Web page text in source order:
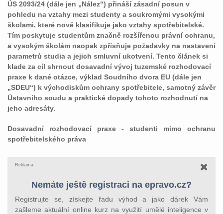
ÚS 2093/24 (dále jen „Nález“) přináší zásadní posun v
pohledu na vztahy mezi studenty a soukromými vysokými
školami, které nově klasifikuje jako vztahy spotřebitelské.
Tím poskytuje studentům značně rozšířenou právní ochranu,
a vysokým školám naopak zpřísňuje požadavky na nastavení
parametrů studia a jejich smluvní ukotvení. Tento článek si
klade za cíl shrnout dosavadní vývoj tuzemské rozhodovací
praxe k dané otázce, výklad Soudního dvora EU (dále jen
„SDEU“) k východiskům ochrany spotřebitele, samotný závěr
Ústavního soudu a praktické dopady tohoto rozhodnutí na
jeho adresáty.
Dosavadní rozhodovací praxe - studenti mimo ochranu
spotřebitelského práva
Reklama
Nemáte ještě registraci na epravo.cz?
Registrujte se, získejte řadu výhod a jako dárek Vám
zašleme aktuální online kurz na využití umělé inteligence v